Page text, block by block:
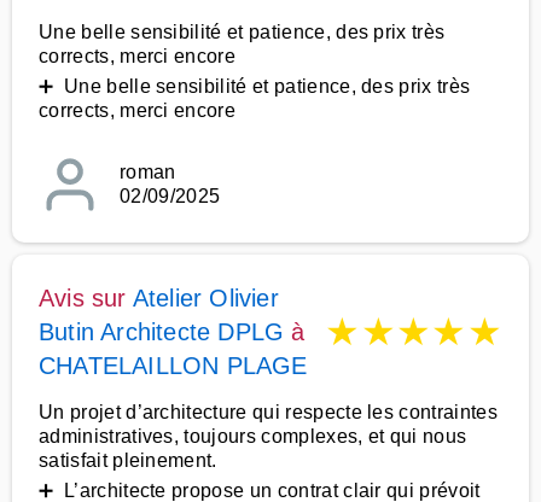
Une belle sensibilité et patience, des prix très
corrects, merci encore
➕ Une belle sensibilité et patience, des prix très
corrects, merci encore
roman
02/09/2025
Avis sur Atelier Olivier
Butin Architecte DPLG à
CHATELAILLON PLAGE
★★★★★
Un projet d’architecture qui respecte les contraintes
administratives, toujours complexes, et qui nous
satisfait pleinement.
➕ L’architecte propose un contrat clair qui prévoit